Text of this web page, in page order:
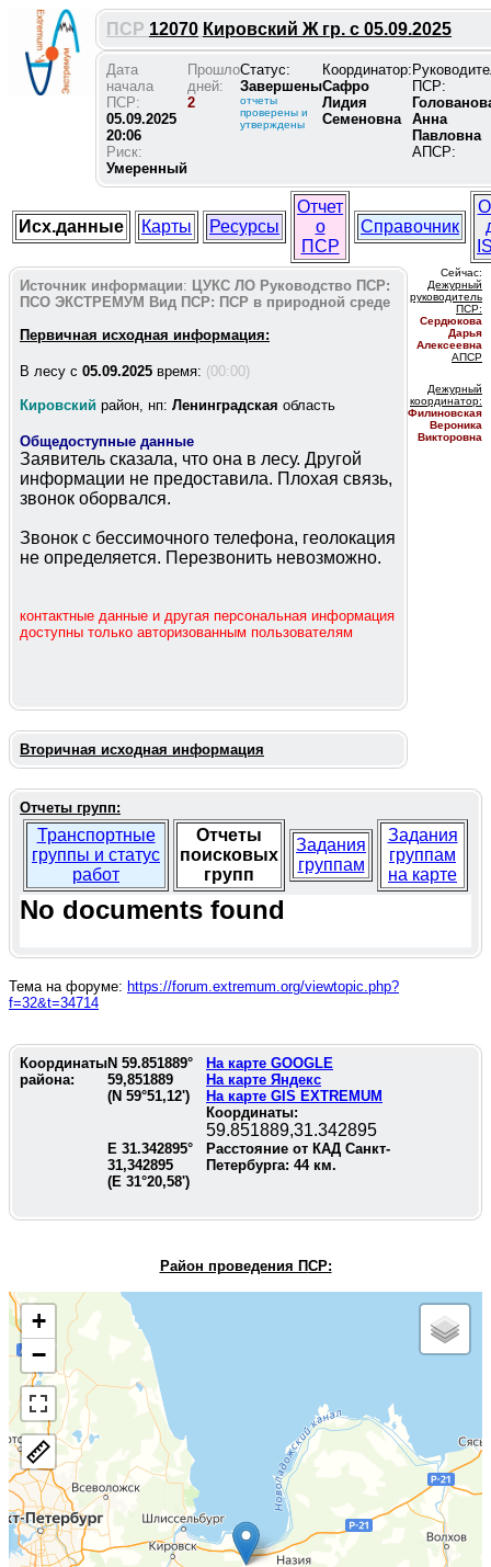
ПСР 12070 Кировский Ж гр. с 05.09.2025
Дата
начала
ПСР:
05.09.2025
20:06
Риск:
Умеренный
Прошло
дней:
2
Статус:
Завершены
отчеты
проверены и
утверждены
Координатор:
Сафро
Лидия
Семеновна
ПСР:
Анна
Павловна
АПСР:
Исх.данные Карты Ресурсы
Отчет
о
ПСР
Справочник
Источник информации: ЦУКС ЛО Руководство ПСР:
ПСО ЭКСТРЕМУМ Вид ПСР: ПСР в природной среде
Первичная исходная информация:
В лесу c 05.09.2025 время: (00:00)
Кировский район, нп: Ленинградская область
Общедоступные данные
Заявитель сказала, что она в лесу. Другой
информации не предоставила. Плохая связь,
звонок оборвался.
Звонок с бессимочного телефона, геолокация
не определяется. Перезвонить невозможно.
контактные данные и другая персональная информация
доступны только авторизованным пользователям
Сейчас:
Дежурный
руководитель
ПСР:
Сердюкова
Дарья
Алексеевна
АПСР
Дежурный
координатор:
Филиновская
Вероника
Викторовна
Вторичная исходная информация
Отчеты групп:
Транспортные
группы и статус
работ
Отчеты
поисковых
групп
Задания
группам
Задания
группам
на карте
No documents found
Тема на форуме: https://forum.extremum.org/viewtopic.php?
f=32&t=34714
Координаты
района:
N 59.851889°
59,851889
(N 59°51,12')
На карте GOOGLE
На карте Яндекс
На карте GIS EXTREMUM
Координаты:
59.851889,31.342895
E 31.342895°
31,342895
(E 31°20,58')
Расстояние от КАД Санкт-
Петербурга: 44км.
Район проведения ПСР:
+
−